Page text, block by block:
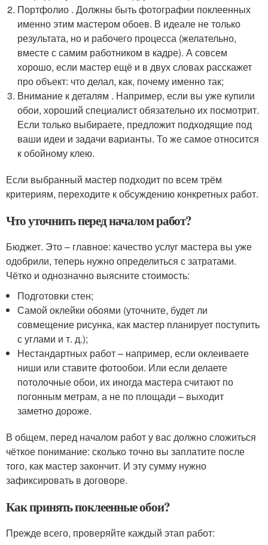
Портфолио . Должны быть фотографии поклеенных
именно этим мастером обоев. В идеале не только
результата, но и рабочего процесса (желательно,
вместе с самим работником в кадре). А совсем
хорошо, если мастер ещё и в двух словах расскажет
про объект: что делал, как, почему именно так;
Внимание к деталям . Например, если вы уже купили
обои, хороший специалист обязательно их посмотрит.
Если только выбираете, предложит подходящие под
ваши идеи и задачи варианты. То же самое относится
к обойному клею.
Если выбранный мастер подходит по всем трём
критериям, переходите к обсуждению конкретных работ.
Что уточнить перед началом работ?
Бюджет. Это – главное: качество услуг мастера вы уже
одобрили, теперь нужно определиться с затратами.
Чётко и однозначно выясните стоимость:
Подготовки стен;
Самой оклейки обоями (уточните, будет ли
совмещение рисунка, как мастер планирует поступить
с углами и т. д.);
Нестандартных работ – например, если оклеиваете
ниши или ставите фотообои. Или если делаете
потолочные обои, их иногда мастера считают по
погонным метрам, а не по площади – выходит
заметно дороже.
В общем, перед началом работ у вас должно сложиться
чёткое понимание: сколько точно вы заплатите после
того, как мастер закончит. И эту сумму нужно
зафиксировать в договоре.
Как принять поклеенные обои?
Прежде всего, проверяйте каждый этап работ: